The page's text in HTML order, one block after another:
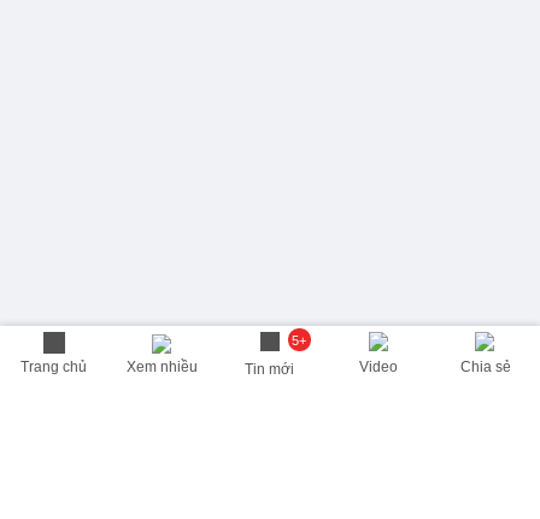
Trang chủ Xem nhiều
5+
Tin mới Video Chia sẻ